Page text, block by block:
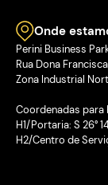
Onde
Perini Business
Rua Dona
Zona Industrial
Coordenadas para
H1/Portaria: S 26°
H2/Centro de